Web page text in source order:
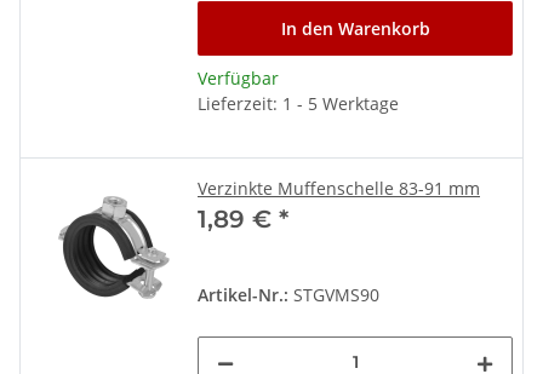
In den Warenkorb
Verfügbar
Lieferzeit: 1 - 5 Werktage
Verzinkte Muffenschelle 83-91 mm
1,89 € *
Artikel-Nr.: STGVMS90